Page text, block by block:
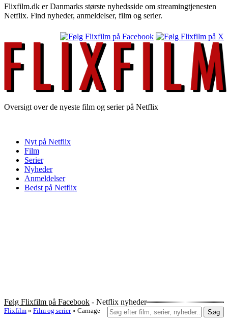
Flixfilm.dk er Danmarks største nyhedsside om streamingtjenesten
Netflix. Find nyheder, anmeldelser, film og serier.
Oversigt over de nyeste film og serier på Netflix
Nyt på Netflix
Film
Serier
Nyheder
Anmeldelser
Bedst på Netflix
Følg Flixfilm på Facebook - Netflix nyheder
Søg
Flixfilm » Film og serier » Carnage